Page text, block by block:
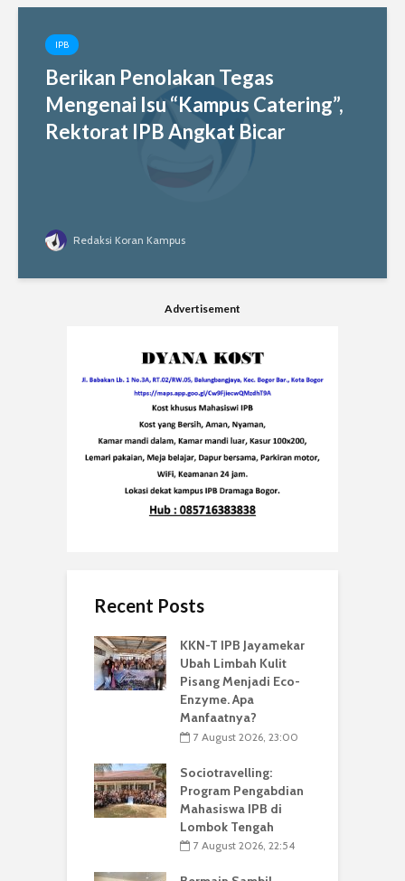
IPB
Berikan Penolakan Tegas
Mengenai Isu “Kampus Catering”,
Rektorat IPB Angkat Bicar
Redaksi Koran Kampus
Advertisement
Recent Posts
KKN-T IPB Jayamekar
Ubah Limbah Kulit
Pisang Menjadi Eco-
Enzyme. Apa
Manfaatnya?
7 August 2026, 23:00
Sociotravelling:
Program Pengabdian
Mahasiswa IPB di
Lombok Tengah
7 August 2026, 22:54